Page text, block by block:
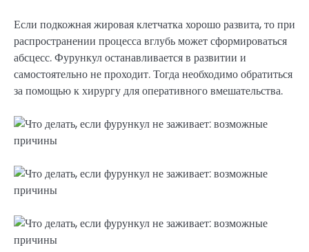
Если подкожная жировая клетчатка хорошо развита, то при
распространении процесса вглубь может сформироваться
абсцесс. Фурункул останавливается в развитии и
самостоятельно не проходит. Тогда необходимо обратиться
за помощью к хирургу для оперативного вмешательства.